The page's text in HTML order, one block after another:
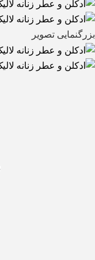
بزرگنمایی تصویر